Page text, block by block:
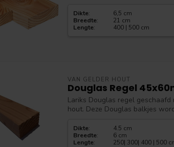
Dikte:
6,5 cm
Breedte:
21 cm
Lengte: 400 | 500 cm
VAN GELDER HOUT
Douglas Regel
Lariks Douglas regel
hout. Deze Douglas balkjes
Dikte:
4.5 cm
Breedte:
6 cm
Lengte: 250| 300| 400 | 500